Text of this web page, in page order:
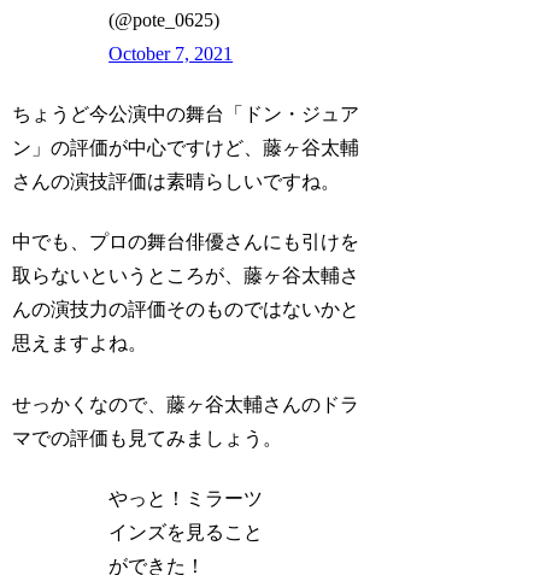
(@pote_0625)
October 7, 2021
ちょうど今公演中の舞台「ドン・ジュア
ン」の評価が中心ですけど、藤ヶ谷太輔
さんの演技評価は素晴らしいですね。
中でも、プロの舞台俳優さんにも引けを
取らないというところが、藤ヶ谷太輔さ
んの演技力の評価そのものではないかと
思えますよね。
せっかくなので、藤ヶ谷太輔さんのドラ
マでの評価も見てみましょう。
やっと！ミラーツ
インズを見ること
ができた！